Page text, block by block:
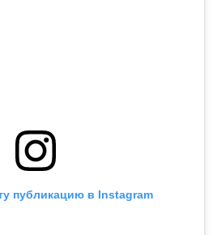
публикацию в Instagram